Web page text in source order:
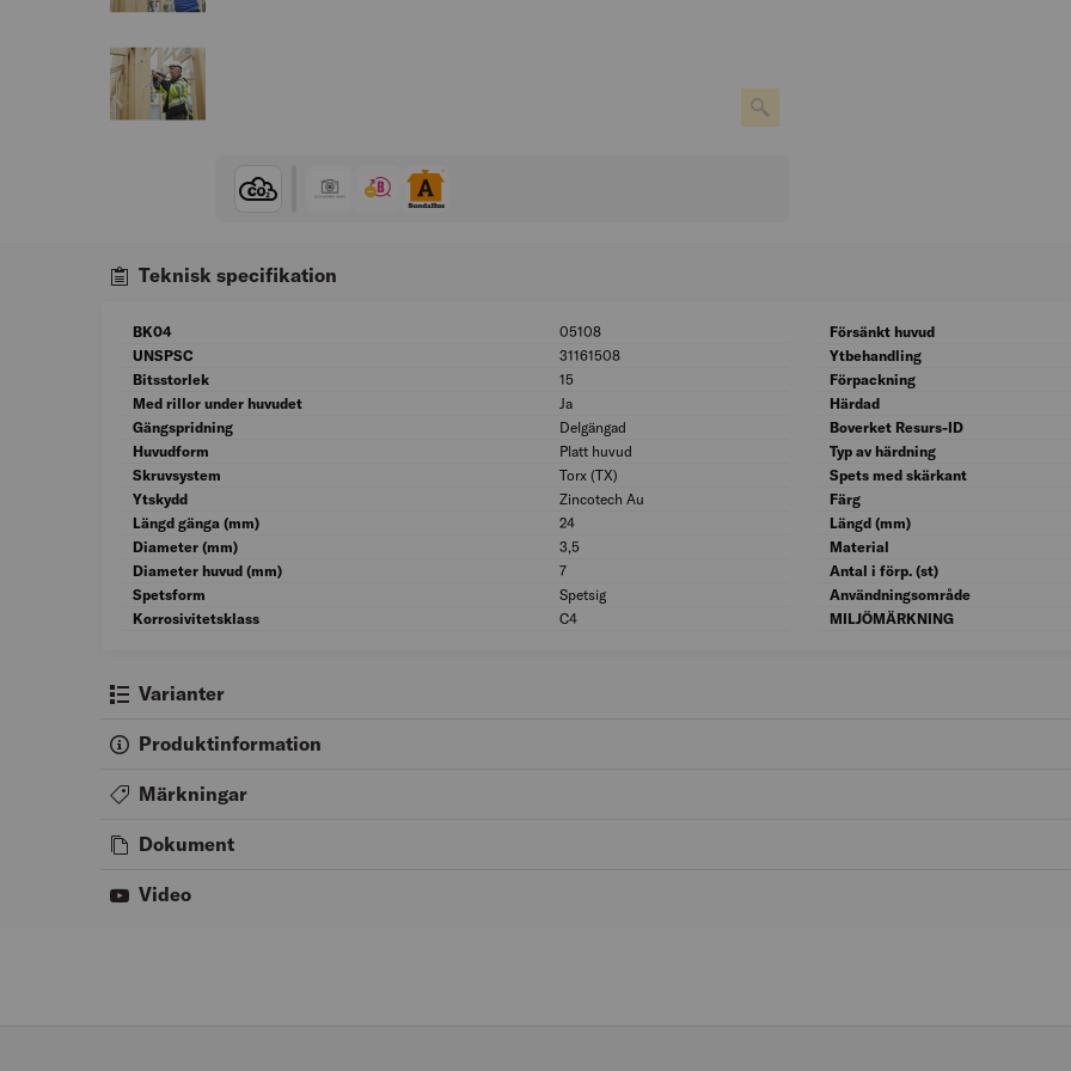
Teknisk specifikation
BK04 05108
BK04: 05108
UNSPSC
31161508
UNSPSC: 31161508
Bitsstorlek
15
Bitsstorlek: 15
Med rillor under huvudet
Ja
Med rillor under huvudet: Ja
Gängspridning
Delgängad
Gängspridning: Delgängad
Huvudform
Platt huvud
Huvudform: Platt huvud
Skruvsystem
Torx (TX)
Skruvsystem: Torx (TX)
Ytskydd
Zincotech Au
Ytskydd: Zincotech Au
Längd gänga (mm)
24
Längd gänga (mm): 24
Diameter (mm)
3,5
Diameter (mm): 3,5
Diameter huvud (mm)
7
Diameter huvud (mm): 7
Spetsform
Spetsig
Spetsform: Spetsig
Korrosivitetsklass
C4 Korrosivitetsklass: C4
Försänkt huvud
Ytbehandling
Förpackning
Härdad
Boverket Resurs-ID
Typ av härdning
Spets med skärkant
Färg
Längd (mm)
Material
Antal i förp. (st)
Användningsområde
MILJÖMÄRKNING
Varianter
Produktinformation
Märkningar
Dokument
Video